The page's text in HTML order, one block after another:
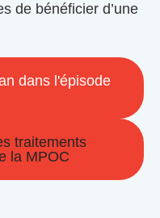
de bénéficier d’une
dans l'épisode
traitements
la MPOC